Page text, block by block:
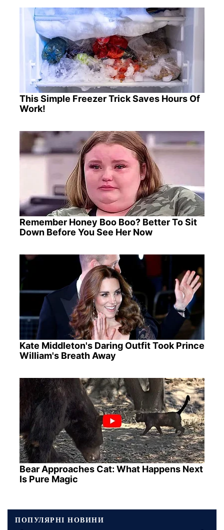
This Simple Freezer Trick Saves Hours Of
Work!
Remember Honey Boo Boo? Better To Sit
Down Before You See Her Now
Kate Middleton's Daring Outfit Took Prince
William's Breath Away
Bear Approaches Cat: What Happens Next
Is Pure Magic
ПОПУЛЯРНІ НОВИНИ